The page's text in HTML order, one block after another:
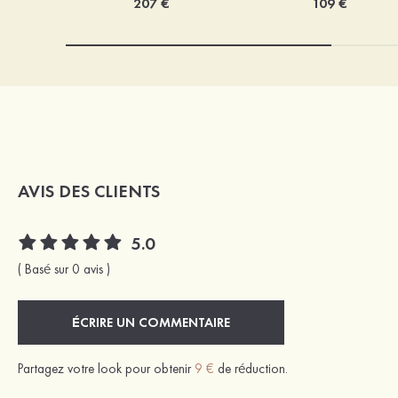
AVIS DES CLIENTS
5.0
( Basé sur 0 avis )
ÉCRIRE UN COMMENTAIRE
Partagez votre look pour obtenir 9 € de réduction.